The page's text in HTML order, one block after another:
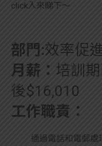
click入來睇下～
部門:效率促
月薪： 培訓
後$16,010
工作職責：
通過電話和電郵處